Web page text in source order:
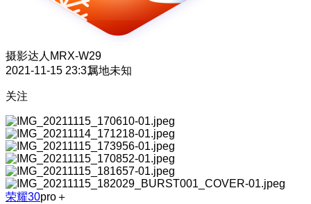
摄影达人 MRX-W29
2021-11-15 23:31属地未知
关注
荣耀30pro＋